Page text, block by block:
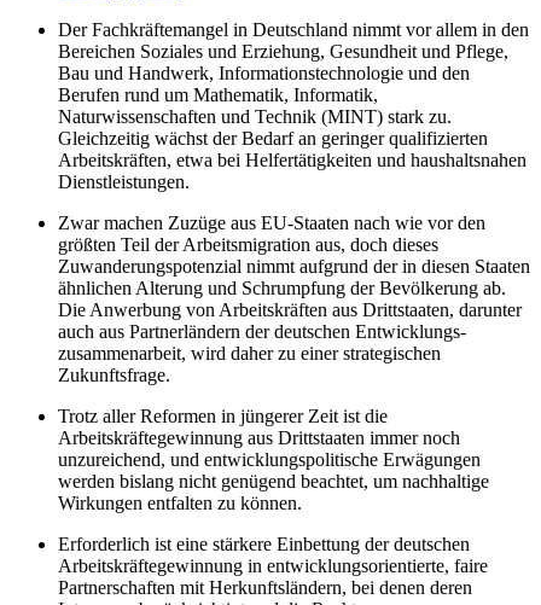
Der Fachkräftemangel in Deutschland nimmt vor allem in den
Bereichen Soziales und Erziehung, Gesundheit und Pflege,
Bau und Handwerk, Informationstechnologie und den
Berufen rund um Mathematik, Informatik,
Naturwissenschaften und Technik (MINT) stark zu.
Gleichzeitig wächst der Bedarf an geringer qualifizierten
Arbeitskräften, etwa bei Helfer­tätigkeiten und haushaltsnahen
Dienstleistungen.
Zwar machen Zuzüge aus EU-Staaten nach wie vor den
größten Teil der Arbeitsmigration aus, doch dieses
Zuwanderungspotenzial nimmt auf­grund der in diesen Staaten
ähnlichen Alterung und Schrumpfung der Bevölkerung ab.
Die Anwerbung von Arbeitskräften aus Drittstaaten, darunter
auch aus Partnerländern der deutschen Entwicklungs­
zusammenarbeit, wird daher zu einer strategischen
Zukunftsfrage.
Trotz aller Reformen in jüngerer Zeit ist die
Arbeitskräftegewinnung aus Drittstaaten immer noch
unzureichend, und entwicklungspolitische Erwägungen
werden bislang nicht genügend beachtet, um nachhaltige
Wirkungen entfalten zu können.
Erforderlich ist eine stärkere Einbettung der deutschen
Arbeitskräfte­gewinnung in entwicklungsorientierte, faire
Partnerschaften mit Her­kunftsländern, bei denen deren